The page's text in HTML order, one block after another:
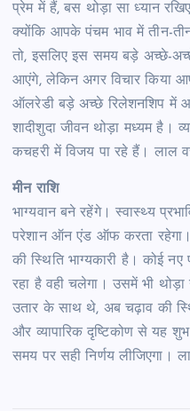
प्रेम में हैं, बस थोड़ा सा ध्यान
क्योंकि आपके पंचम भाव में तीन-
तो, इसलिए इस समय बड़े अच्छे-
आएंगे, लेकिन अगर विचार किया
ऑलरेडी बड़े अच्छे रिलेशनशिप में
शादीशुदा जीवन थोड़ा मध्यम है।
कचहरी में विजय पा रहे हैं। लाल
मीन राशि
भाग्यवान बने रहेंगे। स्वास्थ्य
परेशान ऑन एंड ऑफ करता रहेगा।
की स्थिति भाग्यकारी है। कोई
रहा है वही चलेगा। उसमें भी
उतार के साथ थे, अब चढ़ाव की
और व्यापारिक दृष्टिकोण से यह
समय पर सही निर्णय लीजिएगा।